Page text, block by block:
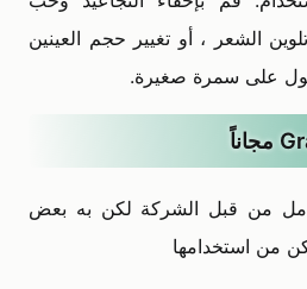
الشعر ، أو تغيير حجم العينين
على سمرة صغيرة.
من قبل الشركة لكن به بعض
من استخدامها